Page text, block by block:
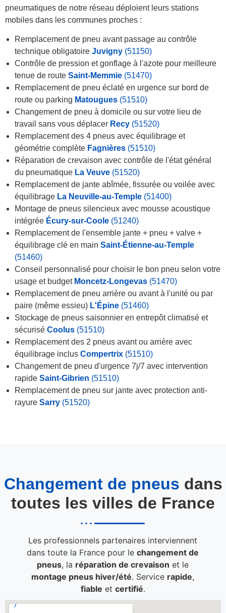
pneumatiques de notre réseau déploient leurs stations
mobiles dans les communes proches :
Remplacement de pneu avant passage au contrôle
technique obligatoire Juvigny (51150)
Contrôle de pression et gonflage à l'azote pour meilleure
tenue de route Saint-Memmie (51470)
Remplacement de pneu éclaté en urgence sur bord de
route ou parking Matougues (51510)
Changement de pneu à domicile ou sur votre lieu de
travail sans vous déplacer Recy (51520)
Remplacement des 4 pneus avec équilibrage et
géométrie complète Fagnières (51510)
Réparation de crevaison avec contrôle de l'état général
du pneumatique La Veuve (51520)
Remplacement de jante abîmée, fissurée ou voilée avec
équilibrage La Neuville-au-Temple (51400)
Montage de pneus silencieux avec mousse acoustique
intégrée Écury-sur-Coole (51240)
Remplacement de l'ensemble jante + pneu + valve +
équilibrage clé en main Saint-Étienne-au-Temple
(51460)
Conseil personnalisé pour choisir le bon pneu selon votre
usage et budget Moncetz-Longevas (51470)
Remplacement de pneu arrière ou avant à l'unité ou par
paire (même essieu) L'Épine (51460)
Stockage de pneus saisonnier en entrepôt climatisé et
sécurisé Coolus (51510)
Remplacement des 2 pneus avant ou arrière avec
équilibrage inclus Compertrix (51510)
Changement de pneu d'urgence 7j/7 avec intervention
rapide Saint-Gibrien (51510)
Remplacement de pneu sur jante avec protection anti-
rayure Sarry (51520)
Changement de pneus dans
toutes les villes de France
Les professionnels partenaires interviennent
dans toute la France pour lechangement de
pneus, la réparation de crevaison et le
montage pneus hiver/été. Service rapide,
fiable et certifié.